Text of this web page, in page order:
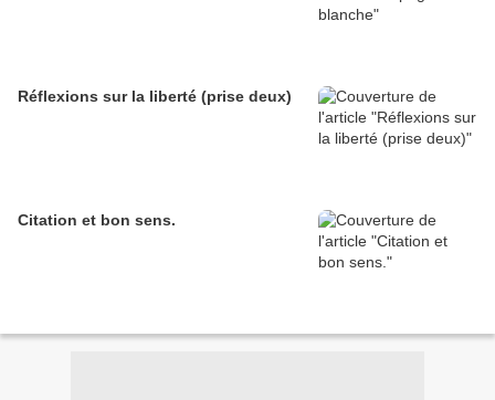
Réflexions sur la liberté (prise deux)
Citation et bon sens.